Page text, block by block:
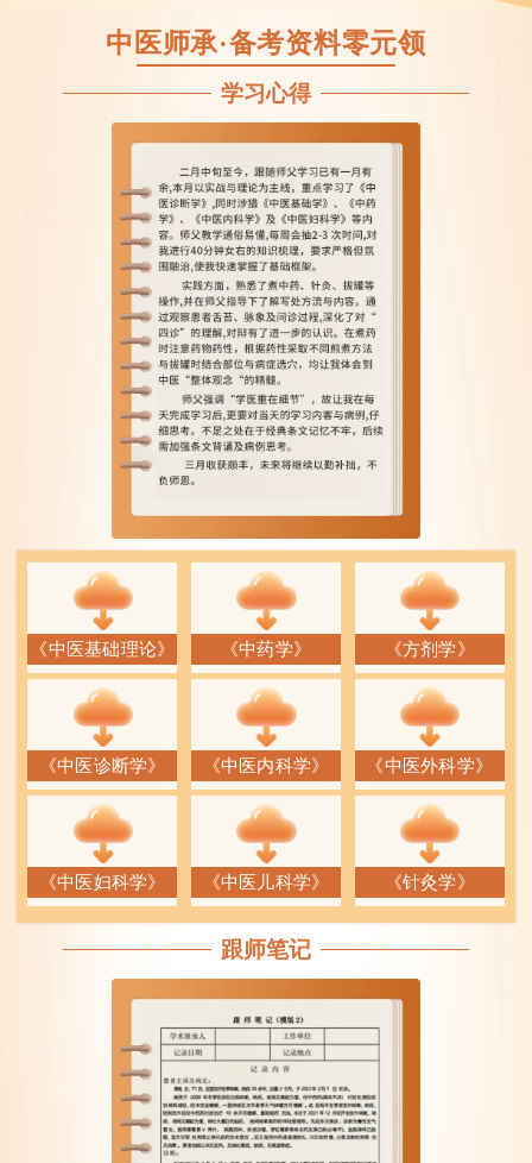
中医师承·备考资料零元领
学习心得
《中医基础理论》 《中药学》 《方剂学》
《中医诊断学》 《中医内科学》 《中医外科学》
《中医妇科学》 《中医儿科学》 《针灸学》
跟师笔记